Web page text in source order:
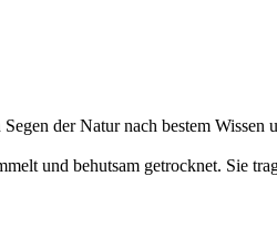
der Natur nach bestem Wissen
und behutsam getrocknet. Sie